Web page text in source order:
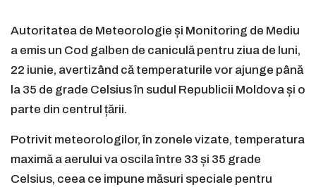
Autoritatea de Meteorologie și Monitoring de Mediu
a emis un Cod galben de caniculă pentru ziua de luni,
22 iunie, avertizând că temperaturile vor ajunge până
la 35 de grade Celsius în sudul Republicii Moldova și o
parte din centrul țării.
Potrivit meteorologilor, în zonele vizate, temperatura
maximă a aerului va oscila între 33 și 35 grade
Celsius, ceea ce impune măsuri speciale pentru